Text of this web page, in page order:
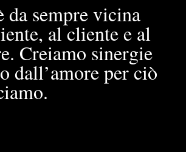
da sempre vicina
al cliente e al
Creiamo sinergie
dall’amore per ciò